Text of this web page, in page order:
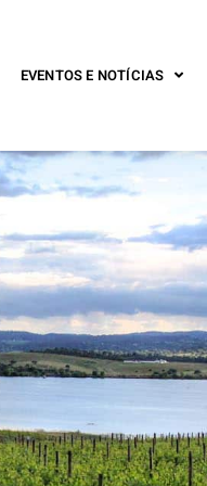
EVENTOS E NOTÍCIAS